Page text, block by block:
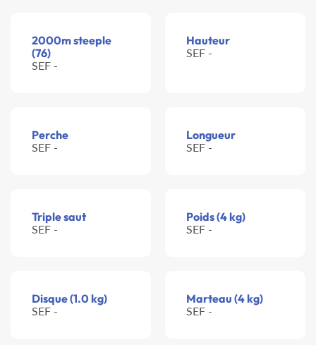
2000m steeple
(76)
SEF -
Hauteur
SEF -
Perche
SEF -
Longueur
SEF -
Triple saut
SEF -
Poids (4 kg)
SEF -
Disque (1.0 kg)
SEF -
Marteau (4 kg)
SEF -